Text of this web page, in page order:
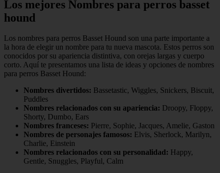
Los mejores Nombres para perros basset
hound
Los nombres para perros Basset Hound son una parte importante a
la hora de elegir un nombre para tu nueva mascota. Estos perros son
conocidos por su apariencia distintiva, con orejas largas y cuerpo
corto. Aquí te presentamos una lista de ideas y opciones de nombres
para perros Basset Hound:
Nombres divertidos: Bassetastic, Wiggles, Snickers, Biscuit,
Puddles
Nombres relacionados con su apariencia: Droopy, Floppy,
Shorty, Dumbo, Ears
Nombres franceses: Pierre, Sophie, Jacques, Amelie, Gaston
Nombres de personajes famosos: Elvis, Sherlock, Marilyn,
Charlie, Einstein
Nombres relacionados con su personalidad: Happy,
Gentle, Snuggles, Playful, Calm